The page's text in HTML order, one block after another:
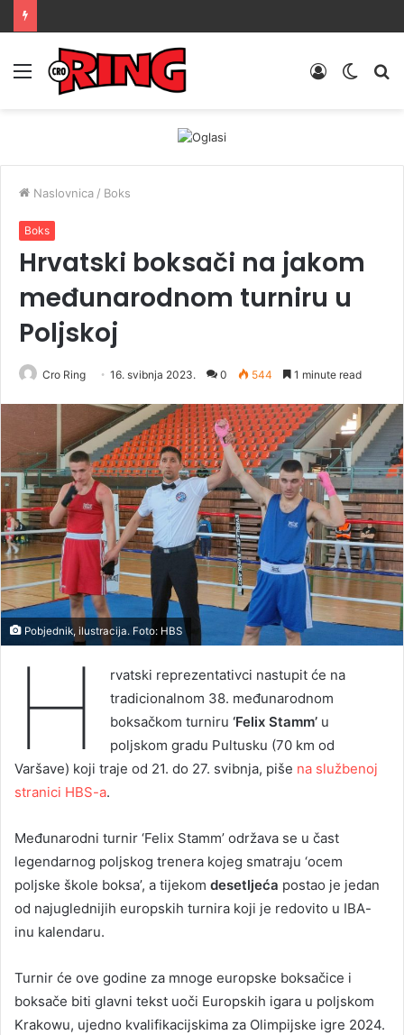
Menu
Switch
Prijava
Naslovnica / Boks
Boks
Hrvatski boksači na jakom
međunarodnom turniru u
Poljskoj
Cro Ring 16. svibnja 2023. 0 544 1 minute read
Pobjednik, ilustracija. Foto: HBS
H
rvatski reprezentativci nastupit će na
tradicionalnom 38. međunarodnom
boksačkom turniru ‘Felix Stamm’ u
poljskom gradu Pultusku (70 km od
Varšave) koji traje od 21. do 27. svibnja, piše na službenoj
stranici HBS-a.
Međunarodni turnir ‘Felix Stamm’ održava se u čast
legendarnog poljskog trenera kojeg smatraju ‘ocem
poljske škole boksa’, a tijekom desetljeća postao je jedan
od najuglednijih europskih turnira koji je redovito u IBA-
inu kalendaru.
Turnir će ove godine za mnoge europske boksačice i
boksače biti glavni tekst uoči Europskih igara u poljskom
Krakowu, ujedno kvalifikacijskima za Olimpijske igre 2024.